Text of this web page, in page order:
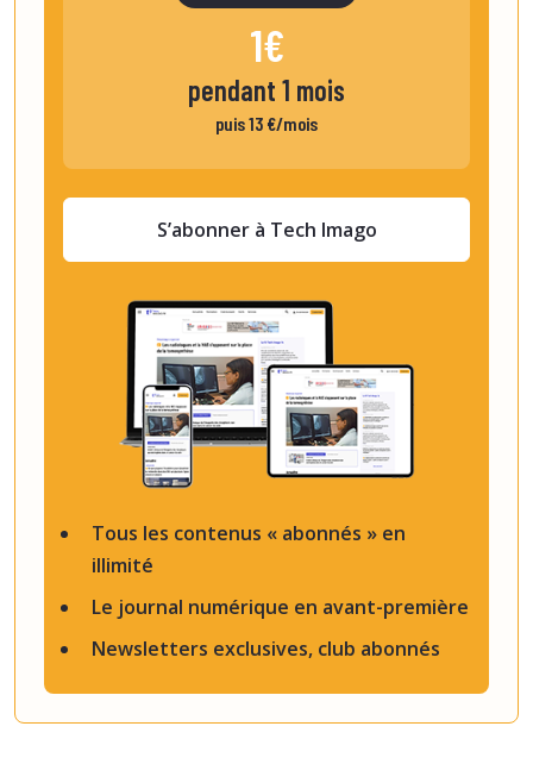
Tous les contenus « abonnés » en
illimité
Le journal numérique en avant-première
Newsletters exclusives, club abonnés
1€
pendant 1 mois
puis 13 €/mois
S’abonner à Tech Imago